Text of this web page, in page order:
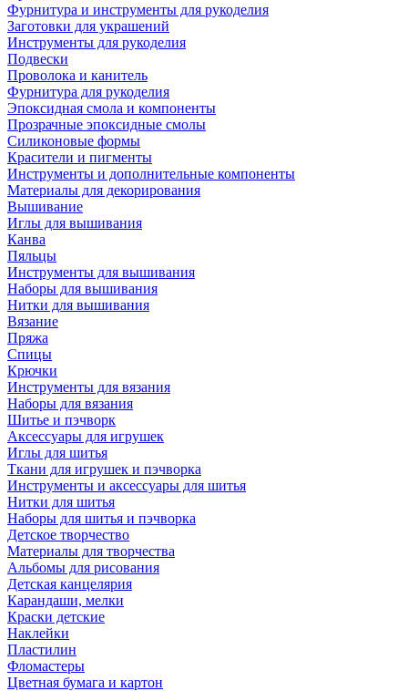
Фурнитура и инструменты для рукоделия
Заготовки для украшений
Инструменты для рукоделия
Подвески
Проволока и канитель
Фурнитура для рукоделия
Эпоксидная смола и компоненты
Прозрачные эпоксидные смолы
Силиконовые формы
Красители и пигменты
Инструменты и дополнительные компоненты
Материалы для декорирования
Вышивание
Иглы для вышивания
Канва
Пяльцы
Инструменты для вышивания
Наборы для вышивания
Нитки для вышивания
Вязание
Пряжа
Спицы
Крючки
Инструменты для вязания
Наборы для вязания
Шитье и пэчворк
Аксессуары для игрушек
Иглы для шитья
Ткани для игрушек и пэчворка
Инструменты и аксессуары для шитья
Нитки для шитья
Наборы для шитья и пэчворка
Детское творчество
Материалы для творчества
Альбомы для рисования
Детская канцелярия
Карандаши, мелки
Краски детские
Наклейки
Пластилин
Фломастеры
Цветная бумага и картон